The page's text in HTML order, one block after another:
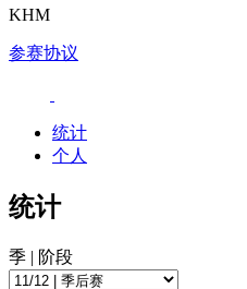
KHM
参赛协议
统计
个人
统计
季 | 阶段